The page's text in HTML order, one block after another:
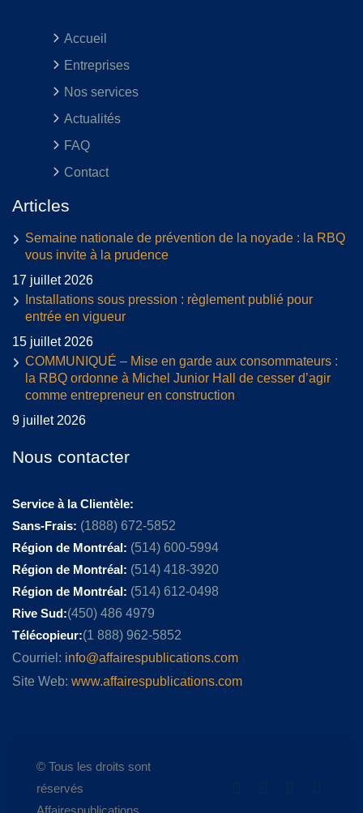
Accueil
Entreprises
Nos services
Actualités
FAQ
Contact
Articles
Semaine nationale de prévention de la noyade : la RBQ
vous invite à la prudence
17 juillet 2026
Installations sous pression : règlement publié pour
entrée en vigueur
15 juillet 2026
COMMUNIQUÉ – Mise en garde aux consommateurs :
la RBQ ordonne à Michel Junior Hall de cesser d’agir
comme entrepreneur en construction
9 juillet 2026
Nous contacter
Service à la Clientèle:
Sans-Frais: (1888) 672-5852
Région de Montréal: (514) 600-5994
Région de Montréal: (514) 418-3920
Région de Montréal: (514) 612-0498
Rive Sud:(450) 486 4979
Télécopieur:(1 888) 962-5852
Courriel: info@affairespublications.com
Site Web: www.affairespublications.com
© Tous les droits sont
réservés
Affairespublications.